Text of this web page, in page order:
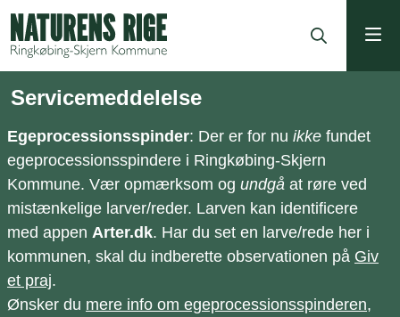
Servicemeddelelse
Egeprocessionsspinder: Der er for nu ikke fundet
egeprocessionsspindere i Ringkøbing-Skjern
Kommune. Vær opmærksom og undgå at røre ved
mistænkelige larver/reder. Larven kan identificere
med appen Arter.dk. Har du set en larve/rede her i
kommunen, skal du indberette observationen på Giv
et praj.
Ønsker du mere info om egeprocessionsspinderen,